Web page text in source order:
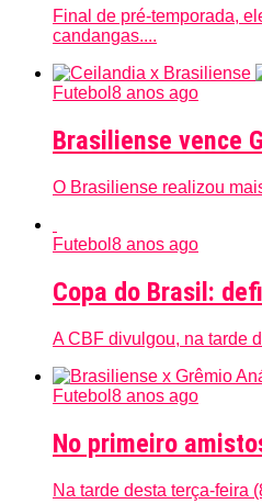
Final de pré-temporada,
candangas....
Futebol 8 anos ago
Brasiliense vence
O Brasiliense realizou
Futebol 8 anos ago
Copa do Brasil:
A CBF divulgou, na tarde
Futebol 8 anos ago
No primeiro
Na tarde desta terça-feira